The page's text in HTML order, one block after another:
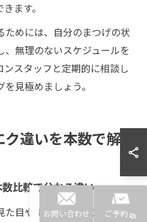
ます。
ためには、自分のまつげの状
無理のないスケジュールを
スタッフと定期的に相談し
見極めましょう。
違いを本数で解説
比較で分かる違い
た目や持続力、施術方法で大
お問い合わせ ご予約